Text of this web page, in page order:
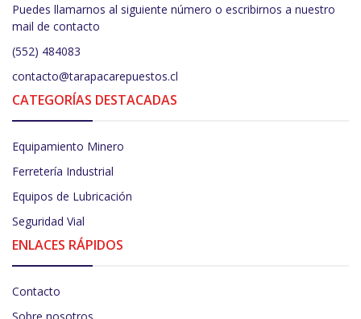
Puedes llamarnos al siguiente número o escribirnos a nuestro
mail de contacto
(552) 484083
contacto@tarapacarepuestos.cl
CATEGORÍAS DESTACADAS
Equipamiento Minero
Ferretería Industrial
Equipos de Lubricación
Seguridad Vial
ENLACES RÁPIDOS
Contacto